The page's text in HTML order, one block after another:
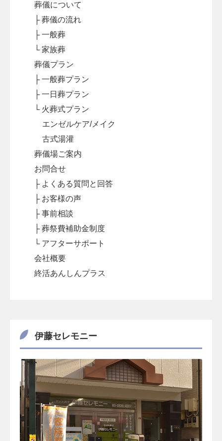
葬儀について
├ 葬儀の流れ
├ 一般葬
└ 家族葬
葬儀プラン
├ 一般葬プラン
├ 一日葬プラン
└ 火葬式プラン
エンゼルケア/メイク
古式湯灌
葬儀場ご案内
お問合せ
├ よくある質問と回答
├ お客様の声
├ 事前相談
├ 葬祭費補助金制度
└ アフターサポート
会社概要
終活あんしんプラス
伊藤セレモニー